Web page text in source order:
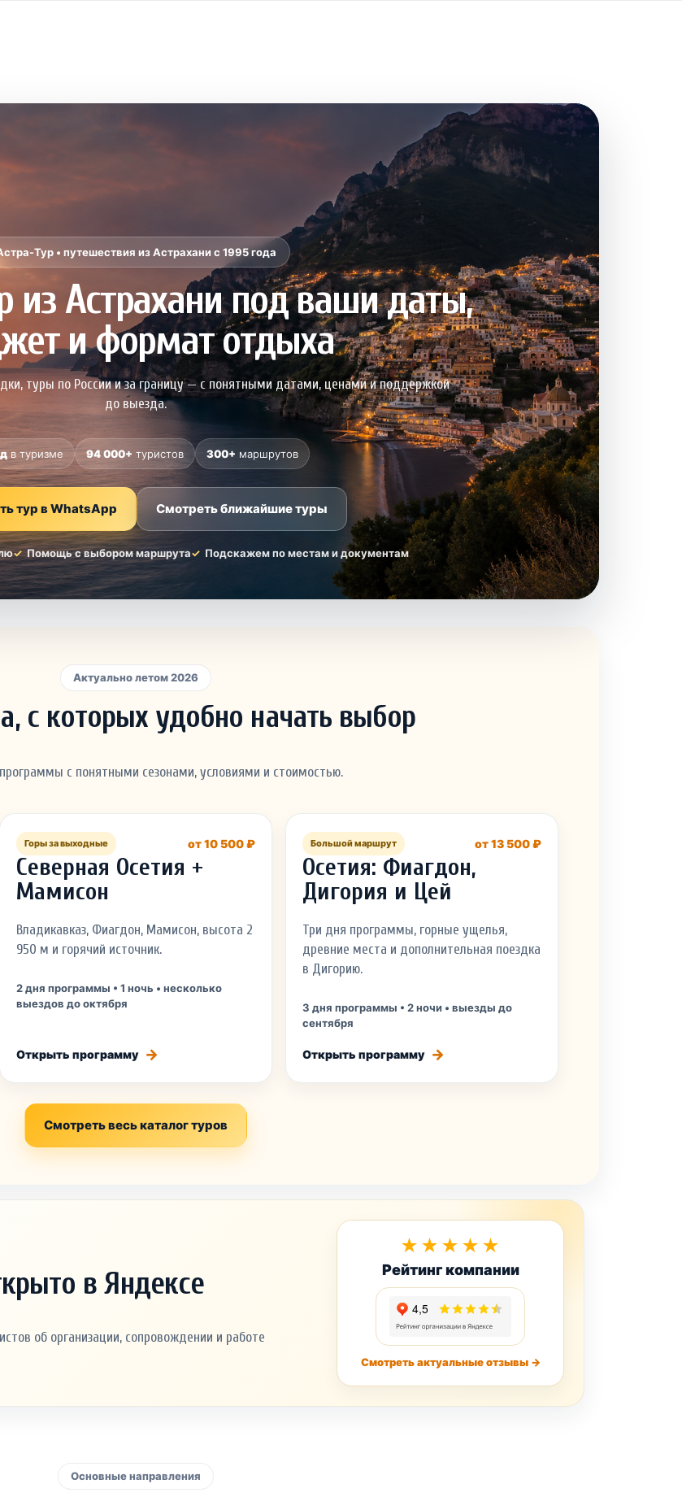
Тур • путешествия из Астрахани с 1995 года
из Астрахани под ваши даты,
и формат отдыха
туры по России и за границу — с понятными датами, ценами и поддержкой
до выезда.
в туризме 94 000+ туристов 300+ маршрутов
тур в WhatsApp Смотреть ближайшие туры
Помощь с выбором маршрута Подскажем по местам и документам
Актуально летом 2026
с которых удобно начать выбор
с понятными сезонами, условиями и стоимостью.
Горы за выходные от 10 500 ₽
Северная Осетия +
Мамисон
Владикавказ, Фиагдон, Мамисон, высота 2
950 м и горячий источник.
2 дня программы • 1 ночь • несколько
выездов до октября
Открыть программу
Большой маршрут от 13 500 ₽
Осетия: Фиагдон,
Дигория и Цей
Три дня программы, горные ущелья,
древние места и дополнительная поездка
в Дигорию.
3 дня программы • 2 ночи • выезды до
сентября
Открыть программу
Смотреть весь каталог туров
в Яндексе
об организации, сопровождении и работе
★★★★★
Рейтинг компании
Смотреть актуальные отзывы →
Основные направления